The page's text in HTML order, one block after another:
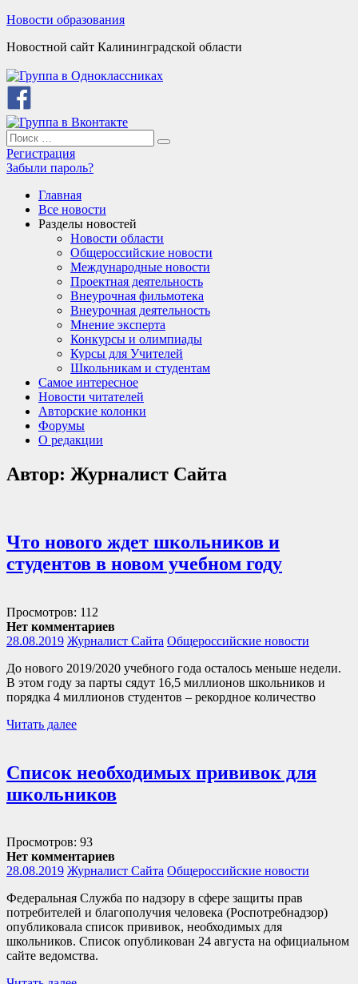
Skip
content
Новости образования
Новостной сайт Калининградской области
Search
for:
Search
Регистрация
Забыли пароль?
Главная
Все новости
Разделы новостей
Новости области
Общероссийские новости
Международные новости
Проектная деятельность
Внеурочная фильмотека
Внеурочная деятельность
Мнение эксперта
Конкурсы и олимпиады
Курсы для Учителей
Школьникам и студентам
Самое интересное
Новости читателей
Авторские колонки
Форумы
О редакции
Автор: Журналист Сайта
Что нового ждет школьников и
студентов в новом учебном году
Просмотров: 112
Нет комментариев
28.08.2019 Журналист Сайта Общероссийские новости
До нового 2019/2020 учебного года осталось меньше недели.
В этом году за парты сядут 16,5 миллионов школьников и
порядка 4 миллионов студентов – рекордное количество
Читать далее
Список необходимых прививок для
школьников
Просмотров: 93
Нет комментариев
28.08.2019 Журналист Сайта Общероссийские новости
Федеральная Служба по надзору в сфере защиты прав
потребителей и благополучия человека (Роспотребнадзор)
опубликовала список прививок, необходимых для
школьников. Список опубликован 24 августа на официальном
сайте ведомства.